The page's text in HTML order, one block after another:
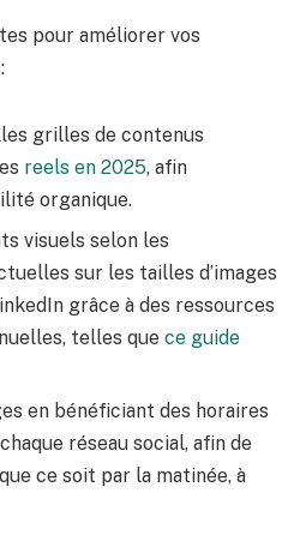
pour améliorer vos
grilles de contenus
reels en 2025, afin
organique.
visuels selon les
sur les tailles d’images
grâce à des ressources
telles que ce guide
en bénéficiant des horaires
réseau social, afin de
ce soit par la matinée, à